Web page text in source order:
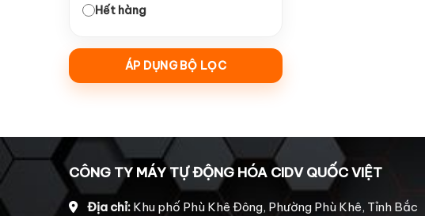
—Dao ngành quảng cáo
—Động Cơ & Driver 21
—Động cơ bước 860 5
— Động cơ Leadshine
HBS 758
1
—Động cơ Leadshine
4
Hết hàng
ÁP DỤNG BỘ LỌC
CÔNG TY MÁY TỰ ĐỘNG HÓA CIDV QUỐC VIỆT
Địa chỉ: Khu phố Phù Khê Đông, Phường Phù Khê, Tỉnh Bắc